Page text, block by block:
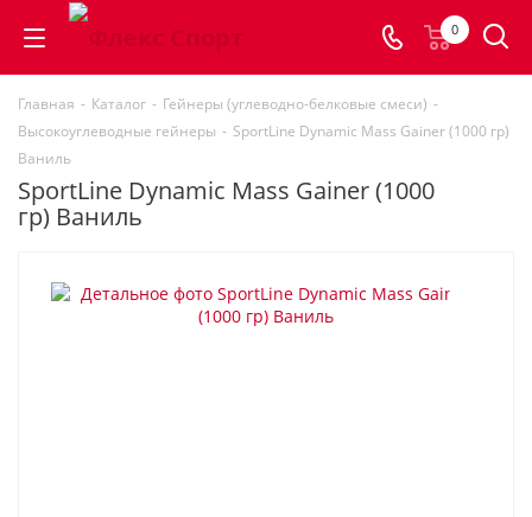
0
Главная - Каталог - Гейнеры (углеводно-белковые смеси) -
Высокоуглеводные гейнеры - SportLine Dynamic Mass Gainer (1000 гр)
Ваниль
SportLine Dynamic Mass Gainer (1000
гр) Ваниль